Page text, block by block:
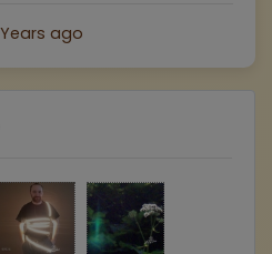
Years ago